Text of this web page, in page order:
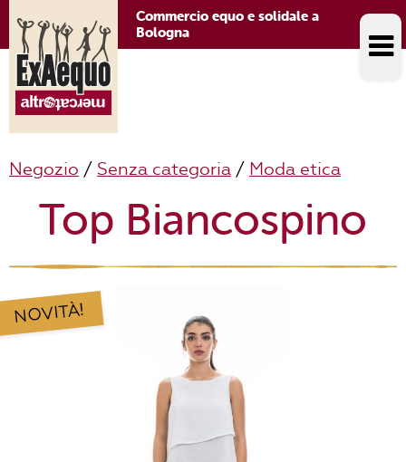
Commercio equo e solidale a
Bologna
Negozio / Senza categoria / Moda etica
Top Biancospino
NOVITÀ!